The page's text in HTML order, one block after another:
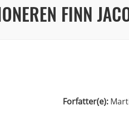
FINN
Forfatter(e):